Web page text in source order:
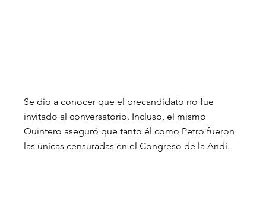
Se dio a conocer que el precandidato no fue
invitado al conversatorio. Incluso, el mismo
Quintero aseguró que tanto él como Petro fueron
las únicas censuradas en el Congreso de la Andi.